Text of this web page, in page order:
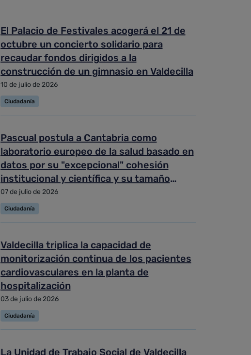
El Palacio de Festivales acogerá el 21 de
octubre un concierto solidario para
recaudar fondos dirigidos a la
construcción de un gimnasio en Valdecilla
10 de julio de 2026
Ciudadanía
Pascual postula a Cantabria como
laboratorio europeo de la salud basado en
datos por su "excepcional" cohesión
institucional y científica y su tamaño
manejable
07 de julio de 2026
Ciudadanía
Valdecilla triplica la capacidad de
monitorización continua de los pacientes
cardiovasculares en la planta de
hospitalización
03 de julio de 2026
Ciudadanía
La Unidad de Trabajo Social de Valdecilla